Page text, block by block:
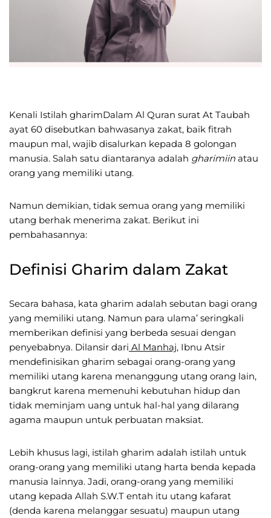
Kenali Istilah gharimDalam Al Quran surat At Taubah
ayat 60 disebutkan bahwasanya zakat, baik fitrah
maupun mal, wajib disalurkan kepada 8 golongan
manusia. Salah satu diantaranya adalah gharimiin atau
orang yang memiliki utang.
Namun demikian, tidak semua orang yang memiliki
utang berhak menerima zakat. Berikut ini
pembahasannya:
Definisi Gharim dalam Zakat
Secara bahasa, kata gharim adalah sebutan bagi orang
yang memiliki utang. Namun para ulama’ seringkali
memberikan definisi yang berbeda sesuai dengan
penyebabnya. Dilansir dari Al Manhaj, Ibnu Atsir
mendefinisikan gharim sebagai orang-orang yang
memiliki utang karena menanggung utang orang lain,
bangkrut karena memenuhi kebutuhan hidup dan
tidak meminjam uang untuk hal-hal yang dilarang
agama maupun untuk perbuatan maksiat.
Lebih khusus lagi, istilah gharim adalah istilah untuk
orang-orang yang memiliki utang harta benda kepada
manusia lainnya. Jadi, orang-orang yang memiliki
utang kepada Allah S.W.T entah itu utang kafarat
(denda karena melanggar sesuatu) maupun utang